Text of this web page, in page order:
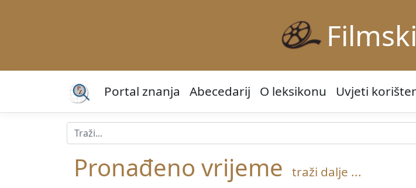
Portal znanja Abecedarij O leksikonu Uvjeti
Pronađeno vrijeme traži dalje ...